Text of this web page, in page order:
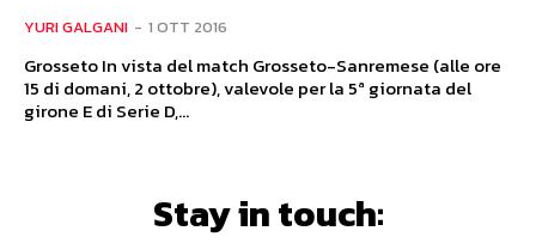
YURI GALGANI - 1 OTT 2016
Grosseto In vista del match Grosseto-Sanremese (alle ore
15 di domani, 2 ottobre), valevole per la 5ª giornata del
girone E di Serie D,...
Stay in touch: